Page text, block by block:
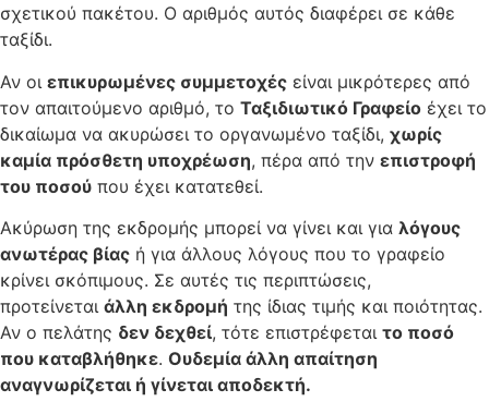
σχετικού πακέτου. Ο αριθμός αυτός διαφέρει σε κάθε
ταξίδι.
Αν οι επικυρωμένες συμμετοχές είναι μικρότερες από
τον απαιτούμενο αριθμό, το Ταξιδιωτικό Γραφείο έχει το
δικαίωμα να ακυρώσει το οργανωμένο ταξίδι, χωρίς
καμία πρόσθετη υποχρέωση, πέρα από την επιστροφή
του ποσού που έχει κατατεθεί.
Ακύρωση της εκδρομής μπορεί να γίνει και για λόγους
ανωτέρας βίας ή για άλλους λόγους που το γραφείο
κρίνει σκόπιμους. Σε αυτές τις περιπτώσεις,
προτείνεται άλλη εκδρομή της ίδιας τιμής και ποιότητας.
Αν ο πελάτης δεν δεχθεί, τότε επιστρέφεται το ποσό
που καταβλήθηκε. Ουδεμία άλλη απαίτηση
αναγνωρίζεται ή γίνεται αποδεκτή.